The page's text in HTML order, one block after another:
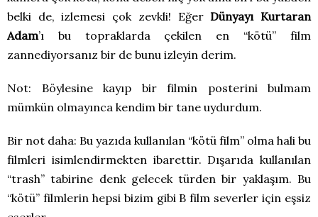
belki de, izlemesi çok zevkli! Eğer Dünyayı Kurtaran
Adam’ı bu topraklarda çekilen en “kötü” film
zannediyorsanız bir de bunu izleyin derim.
Not: Böylesine kayıp bir filmin posterini bulmam
mümkün olmayınca kendim bir tane uydurdum.
Bir not daha: Bu yazıda kullanılan “kötü film” olma hali bu
filmleri isimlendirmekten ibarettir. Dışarıda kullanılan
“trash” tabirine denk gelecek türden bir yaklaşım. Bu
“kötü” filmlerin hepsi bizim gibi B film severler için eşsiz